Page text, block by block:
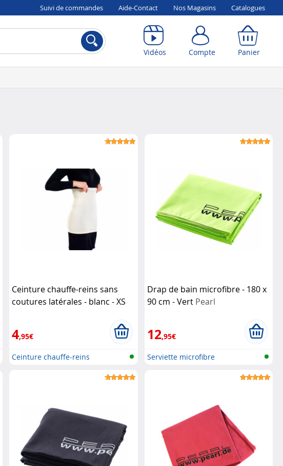
Suivi de commandes Aide-Contact Nos Magasins Catalogues
Vidéos Compte Panier
Ceinture chauffe-reins sans
coutures latérales - blanc - XS
4,95€
Ceinture chauffe-reins
Drap de bain microfibre - 180 x
90 cm - Vert Pearl
12,95€
Serviette microfibre
Compte Panier